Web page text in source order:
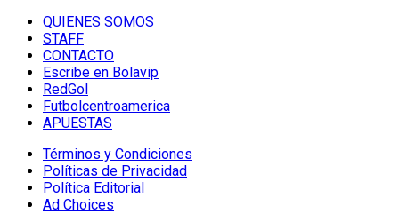
QUIENES SOMOS
STAFF
CONTACTO
Escribe en Bolavip
RedGol
Futbolcentroamerica
APUESTAS
Términos y Condiciones
Políticas de Privacidad
Política Editorial
Ad Choices